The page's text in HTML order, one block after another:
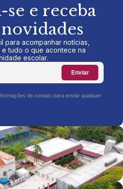
se e receba
novidades
para acompanhar notícias,
tudo o que acontece na
escolar.
Enviar
de contato para enviar qualquer